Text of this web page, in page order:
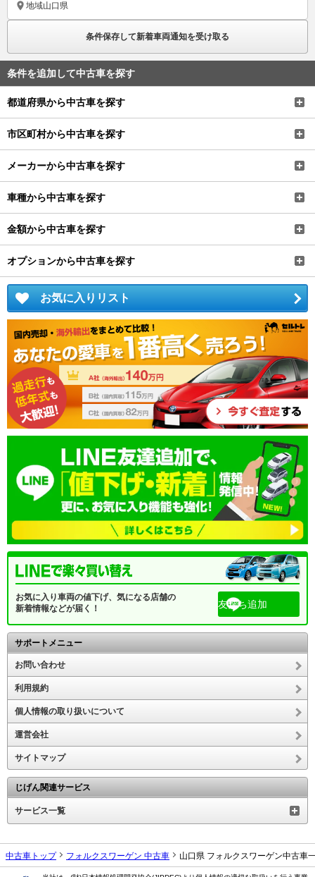
地域山口県
条件保存して新着車両通知を受け取る
条件を追加して中古車を探す
都道府県から中古車を探す
市区町村から中古車を探す
メーカーから中古車を探す
車種から中古車を探す
金額から中古車を探す
オプションから中古車を探す
お気に入りリスト
お気に入り車両の値下げ、気になる店舗の
新着情報などが届く！
友だち追加
サポートメニュー
お問い合わせ
利用規約
個人情報の取り扱いについて
運営会社
サイトマップ
じげん関連サービス
サービス一覧
中古車トップ フォルクスワーゲン 中古車 山口県 フォルクスワーゲン中古車